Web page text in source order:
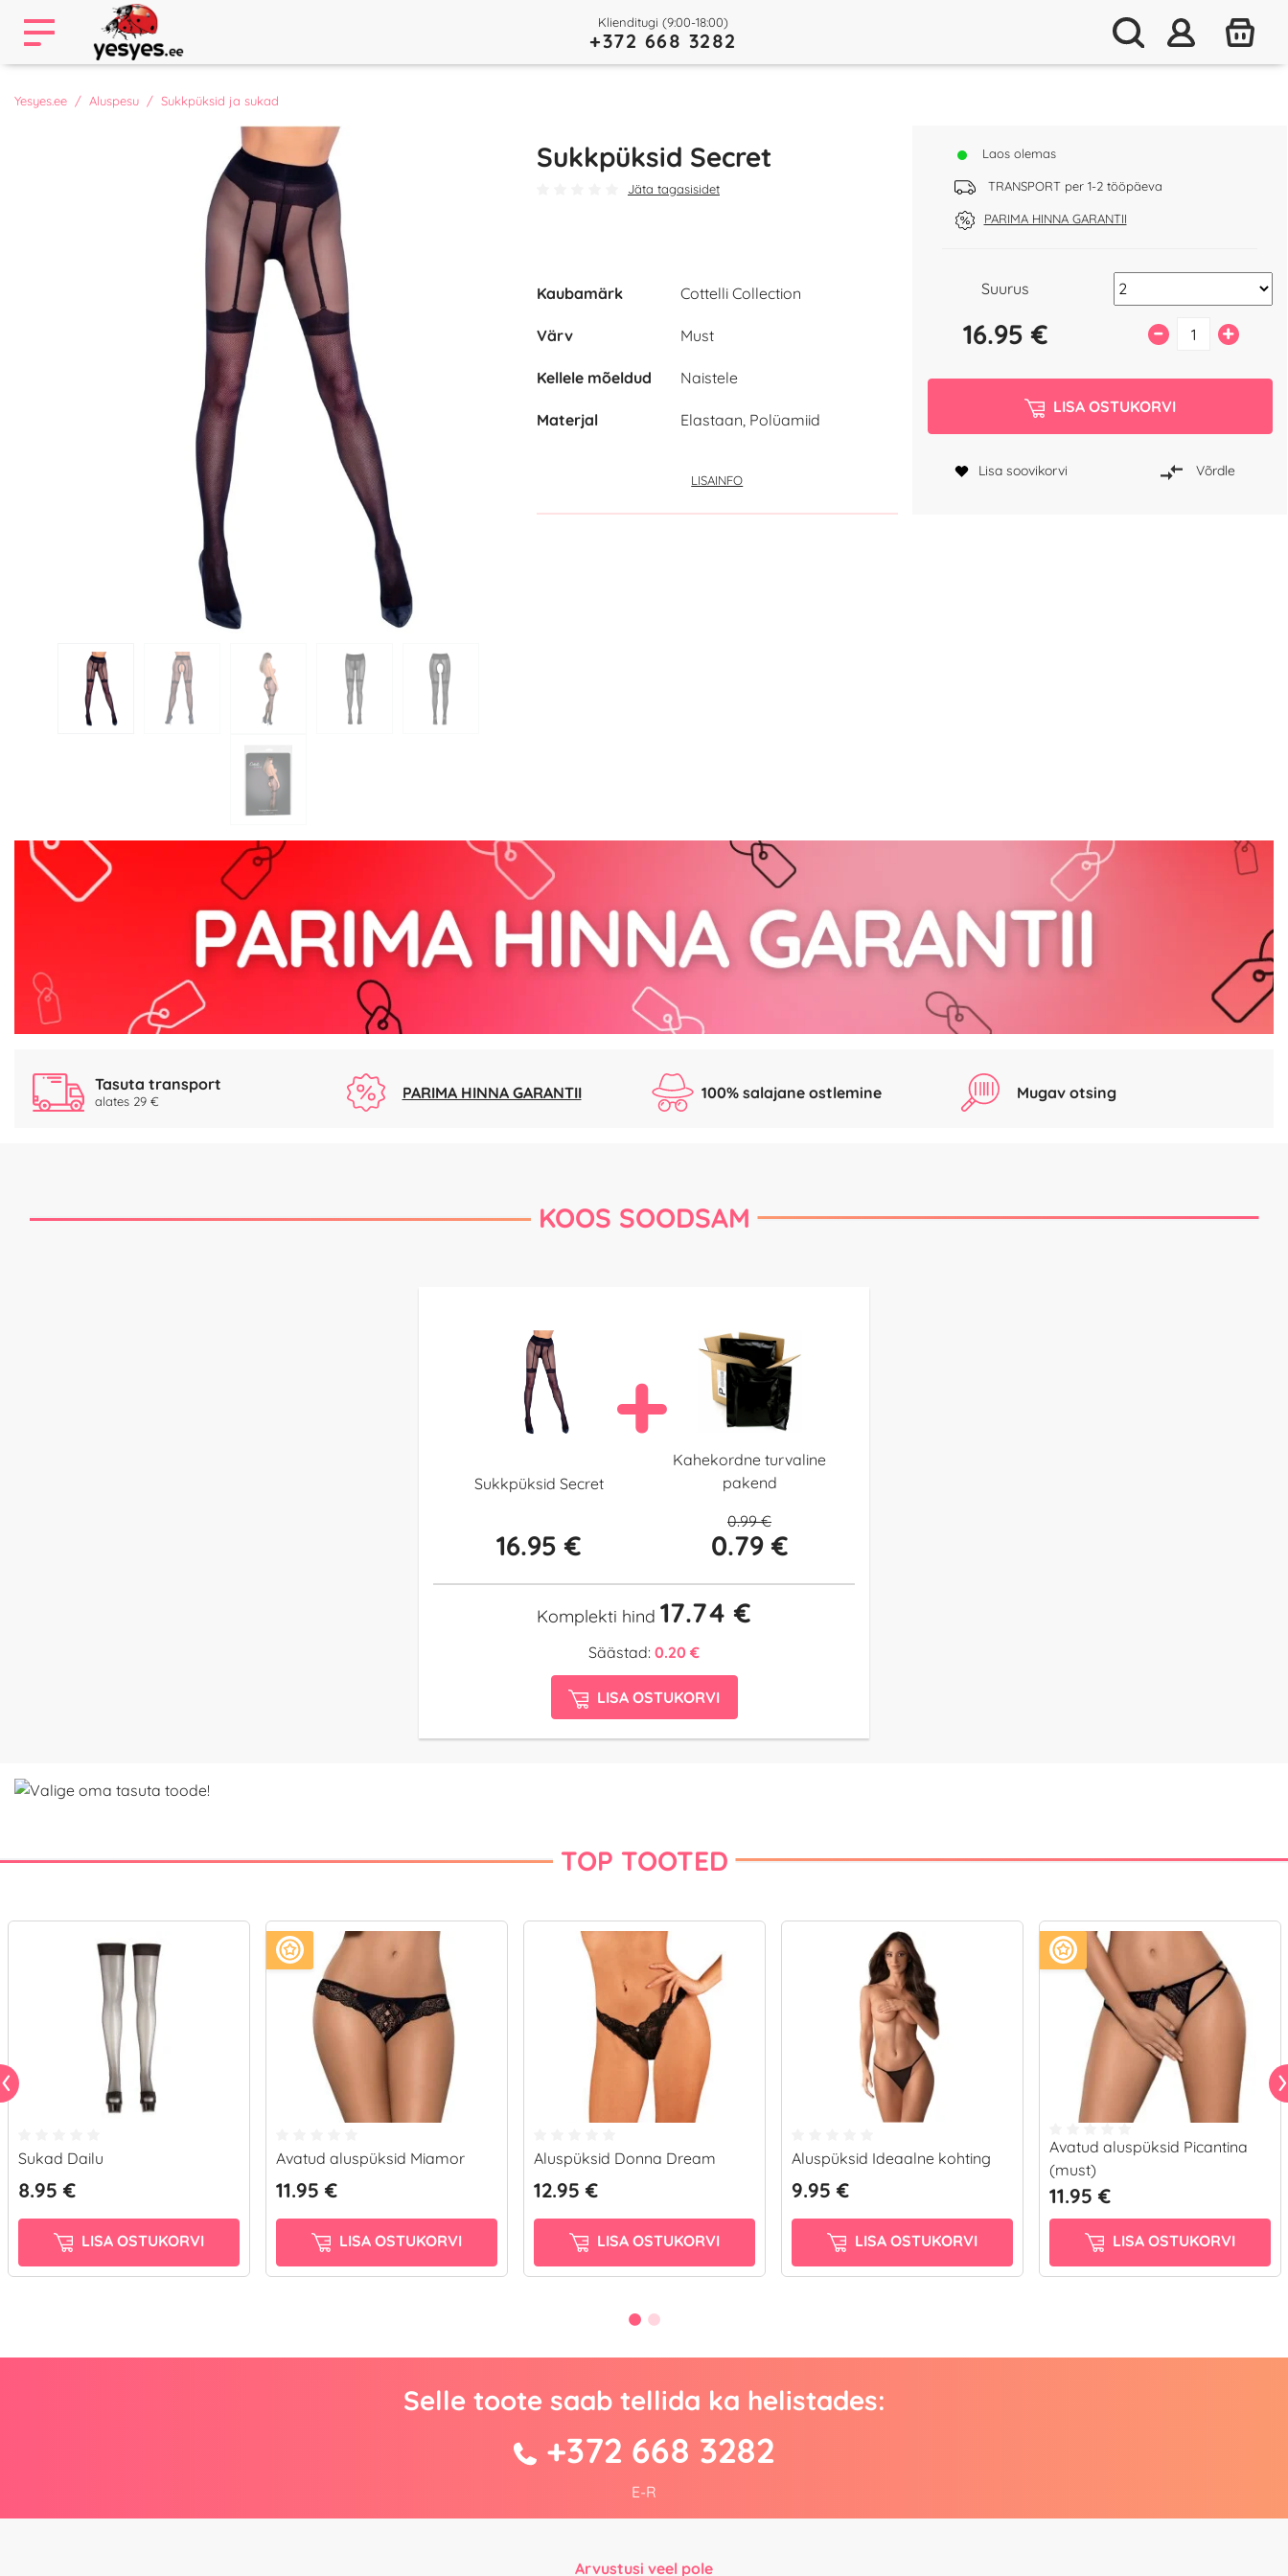
Klienditugi (9:00-18:00)
+372 668 3282
Yesyes.ee Aluspesu Sukkpüksid ja sukad
Sukkpüksid Secret
Jäta tagasisidet
Laos olemas
TRANSPORT per 1-2 tööpäeva
PARIMA HINNA GARANTII
Kaubamärk Cottelli Collection
Värv Must
Kellele mõeldud Naistele
Materjal Elastaan, Polüamiid
LISAINFO
Suurus
16.95 € – +
LISA OSTUKORVI
Lisa soovikorvi Võrdle
Tasuta transport
alates 29 € PARIMA HINNA GARANTII 100% salajane ostlemine Mugav otsing
KOOS SOODSAM
Sukkpüksid Secret
16.95 €
Kahekordne turvaline
pakend
0.99 €
0.79 €
Komplekti hind 17.74 €
Säästad: 0.20 €
LISA OSTUKORVI
TOP TOOTED
Sukad Dailu
8.95 €
LISA OSTUKORVI
Avatud aluspüksid Miamor
11.95 €
LISA OSTUKORVI
Aluspüksid Donna Dream
12.95 €
LISA OSTUKORVI
Aluspüksid Ideaalne kohting
9.95 €
LISA OSTUKORVI
Avatud aluspüksid Picantina
(must)
11.95 €
LISA OSTUKORVI
Selle toote saab tellida ka helistades:
+372 668 3282
E-R
Arvustusi veel pole